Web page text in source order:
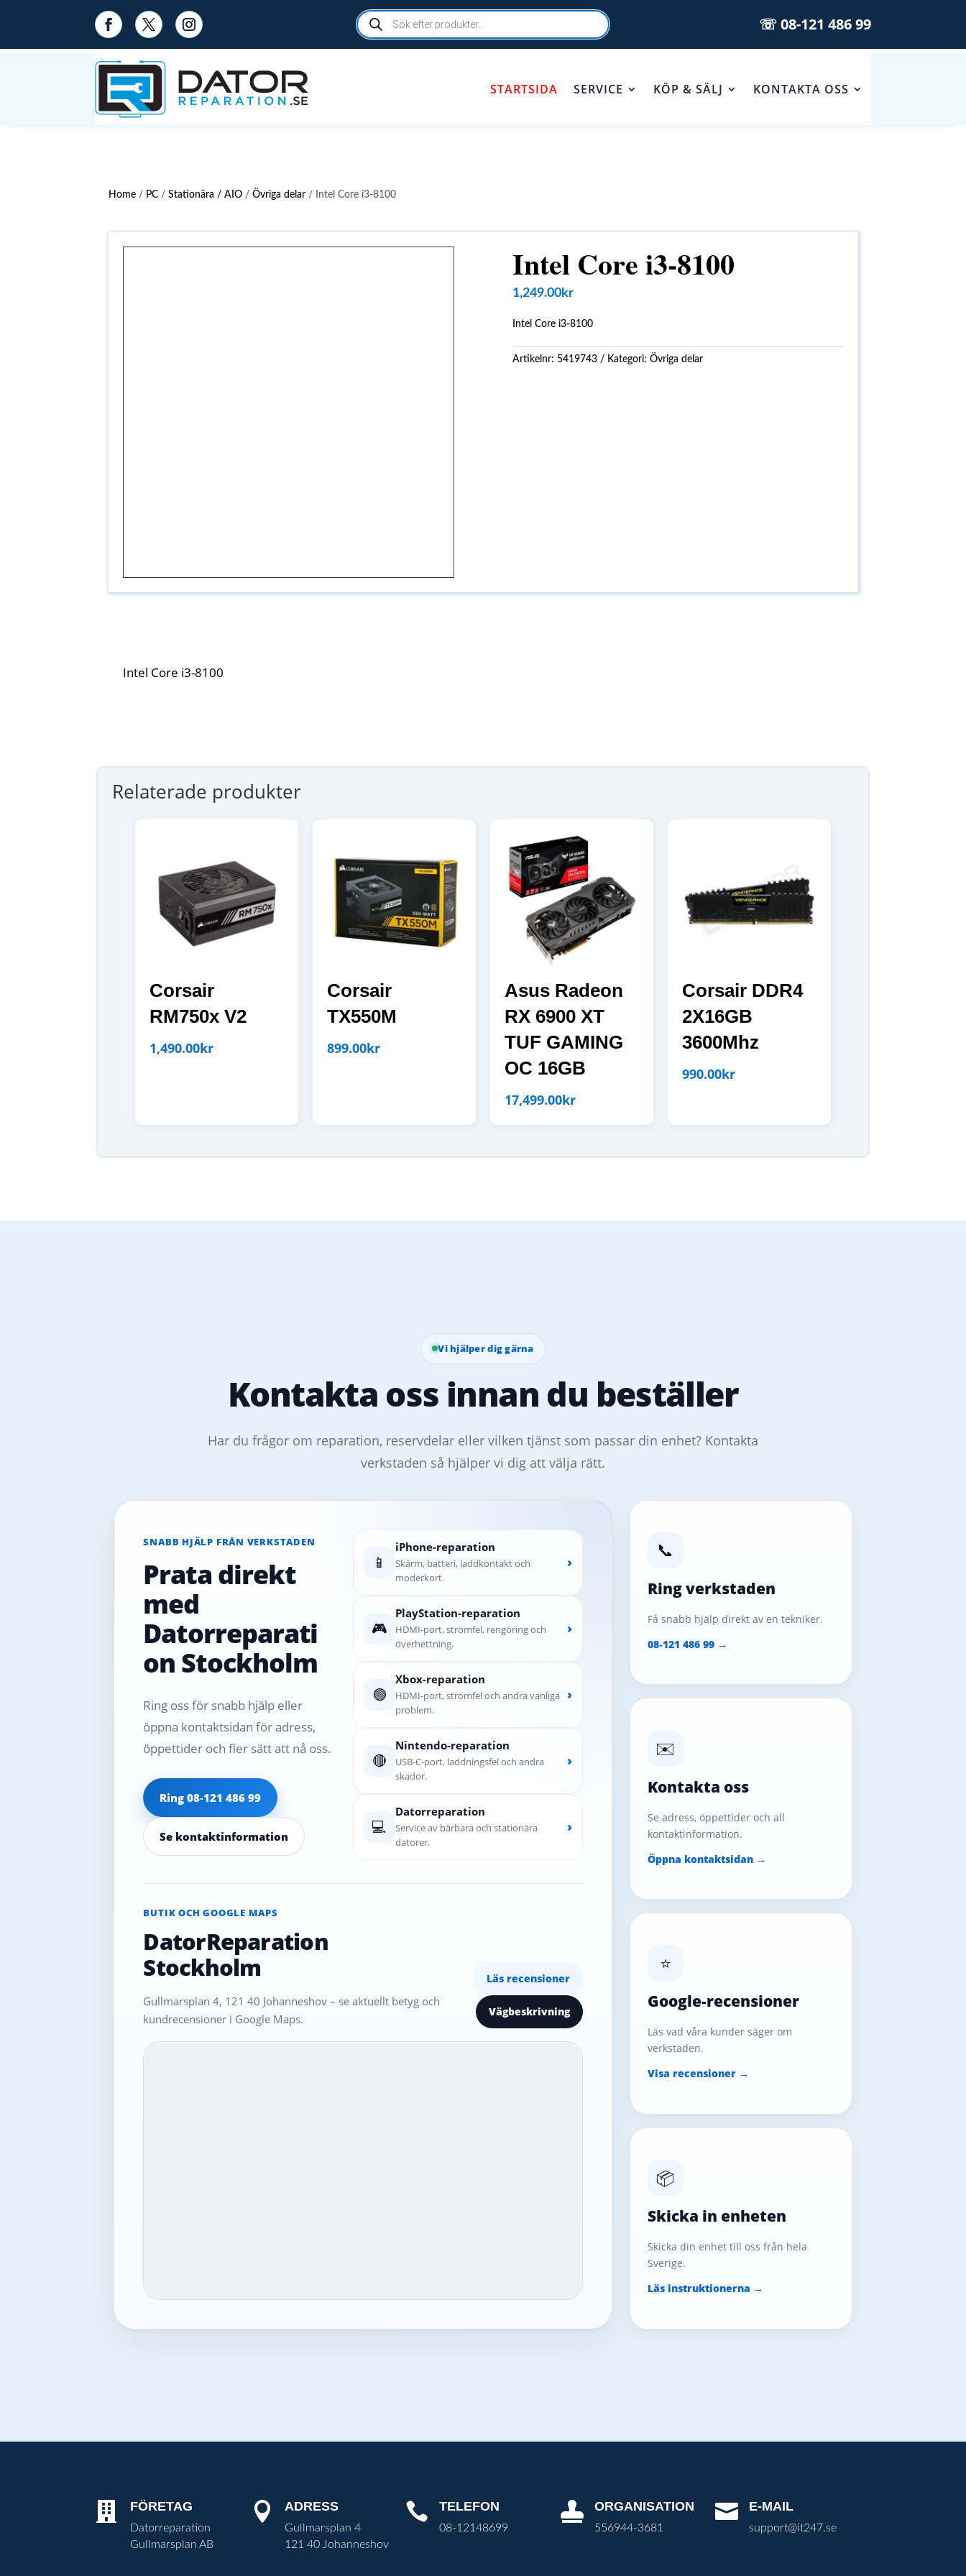
Products
search ☏ 08-121 486 99
STARTSIDA SERVICE KÖP & SÄLJ KONTAKTA OSS
Home / PC /Stationära / AIO /Övriga delar / Intel Core i3-8100
Intel Core i3-8100
1,249.00kr
Intel Core i3-8100
Artikelnr: 5419743 Kategori: Övriga delar
Intel Core i3-8100
Relaterade produkter
Corsair
RM750x V2
1,490.00kr
Corsair
TX550M
899.00kr
Asus Radeon
RX 6900 XT
TUF GAMING
OC 16GB
17,499.00kr
Corsair DDR4
2X16GB
3600Mhz
990.00kr
Vi hjälper dig gärna
Kontakta oss innan du beställer
Har du frågor om reparation, reservdelar eller vilken tjänst som passar din enhet? Kontakta
verkstaden så hjälper vi dig att välja rätt.
SNABB HJÄLP FRÅN VERKSTADEN
Prata direkt
med
Datorreparati
on Stockholm
Ring oss för snabb hjälp eller
öppna kontaktsidan för adress,
öppettider och fler sätt att nå oss.
Ring 08‑121 486 99
Se kontaktinformation
📱
iPhone-reparation
Skärm, batteri, laddkontakt och
moderkort.
›
🎮
PlayStation-reparation
HDMI-port, strömfel, rengöring och
överhettning.
›
🟢
Xbox-reparation
HDMI-port, strömfel och andra vanliga
problem.
›
🔴
Nintendo-reparation
USB-C-port, laddningsfel och andra
skador.
›
💻
Datorreparation
Service av bärbara och stationära
datorer.
›
BUTIK OCH GOOGLE MAPS
DatorReparation
Stockholm
Gullmarsplan 4, 121 40 Johanneshov – se aktuellt betyg och
kundrecensioner i Google Maps.
Läs recensioner
Vägbeskrivning
📞
Ring verkstaden
Få snabb hjälp direkt av en tekniker.
08‑121 486 99 →
✉️
Kontakta oss
Se adress, öppettider och all
kontaktinformation.
Öppna kontaktsidan →
⭐
Google-recensioner
Läs vad våra kunder säger om
verkstaden.
Visa recensioner →
📦
Skicka in enheten
Skicka din enhet till oss från hela
Sverige.
Läs instruktionerna →
 FÖRETAG
Datorreparation
Gullmarsplan AB
 ADRESS
Gullmarsplan 4
121 40 Johanneshov
 TELEFON
08-12148699
 ORGANISATION
556944-3681
 E-MAIL
support@it247.se